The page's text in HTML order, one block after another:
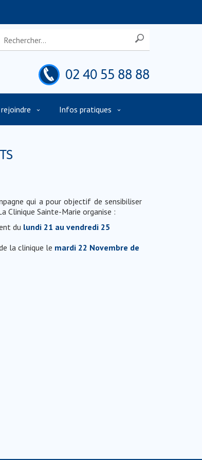
02 40 55 88 88
Infos pratiques
qui a pour objectif de sensibiliser
Clinique Sainte-Marie organise :
du lundi 21 au vendredi 25
la clinique le mardi 22 Novembre de